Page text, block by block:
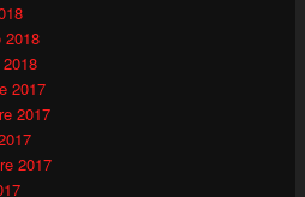
2018
2017
2017
2017